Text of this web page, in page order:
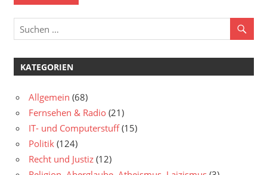
KATEGORIEN
Allgemein (68)
Fernsehen & Radio (21)
IT- und Computerstuff(15)
Politik (124)
Recht und Justiz (12)